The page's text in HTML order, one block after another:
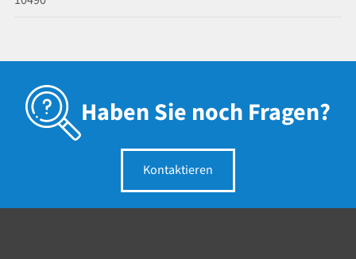
Haben Sie noch Fragen?
Kontaktieren